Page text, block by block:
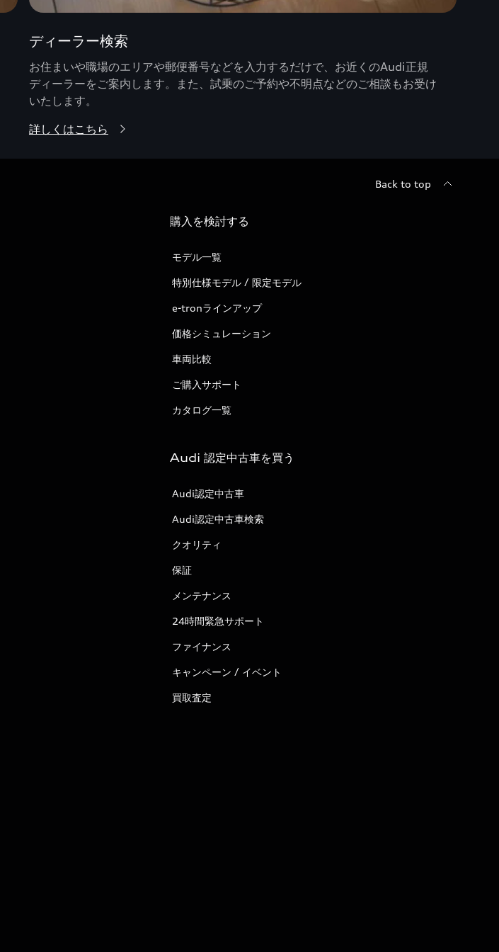
ディーラー検索
お住まいや職場のエリアや郵便番号などを入力するだけで、お近くのAudi正規
ディーラーをご案内します。また、試乗のご予約や不明点などのご相談もお受け
いたします。
詳しくはこちら
Back to top
購入を検討する
モデル一覧
特別仕様モデル / 限定モデル
e-tronラインアップ
価格シミュレーション
車両比較
ご購入サポート
カタログ一覧
Audi 認定中古車を買う
Audi認定中古車
Audi認定中古車検索
クオリティ
保証
メンテナンス
24時間緊急サポート
ファイナンス
キャンペーン / イベント
買取査定